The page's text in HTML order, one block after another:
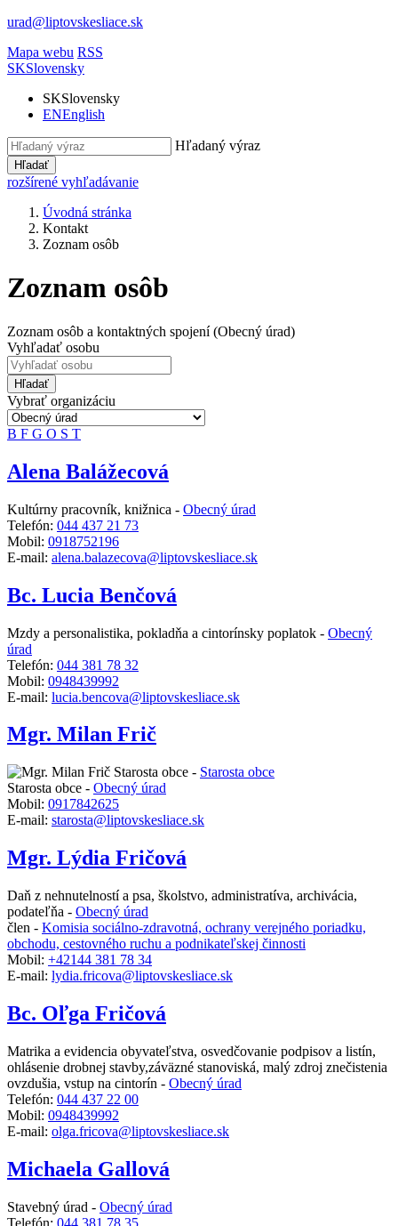
urad@liptovskesliace.sk
Mapa webu RSS
SKSlovensky
SKSlovensky
ENEnglish
Hľadaný výraz
Hľadať
rozšírené vyhľadávanie
Úvodná stránka
Kontakt
Zoznam osôb
Zoznam osôb
Zoznam osôb a kontaktných spojení (Obecný úrad)
Vyhľadať osobu
Hľadať
Vybrať organizáciu
B F G O S T
Alena Balážecová
Kultúrny pracovník, knižnica - Obecný úrad
Telefón: 044 437 21 73
Mobil: 0918752196
E-mail: alena.balazecova@liptovskesliace.sk
Bc. Lucia Benčová
Mzdy a personalistika, pokladňa a cintorínsky poplatok - Obecný
úrad
Telefón: 044 381 78 32
Mobil: 0948439992
E-mail: lucia.bencova@liptovskesliace.sk
Mgr. Milan Frič
Starosta obce - Starosta obce
Starosta obce - Obecný úrad
Mobil: 0917842625
E-mail: starosta@liptovskesliace.sk
Mgr. Lýdia Fričová
Daň z nehnutelností a psa, školstvo, administratíva, archivácia,
podateľňa - Obecný úrad
člen - Komisia sociálno-zdravotná, ochrany verejného poriadku,
obchodu, cestovného ruchu a podnikateľskej činnosti
Mobil: +42144 381 78 34
E-mail: lydia.fricova@liptovskesliace.sk
Bc. Oľga Fričová
Matrika a evidencia obyvateľstva, osvedčovanie podpisov a listín,
ohlásenie drobnej stavby,záväzné stanoviská, malý zdroj znečistenia
ovzdušia, vstup na cintorín - Obecný úrad
Telefón: 044 437 22 00
Mobil: 0948439992
E-mail: olga.fricova@liptovskesliace.sk
Michaela Gallová
Stavebný úrad - Obecný úrad
Telefón: 044 381 78 35